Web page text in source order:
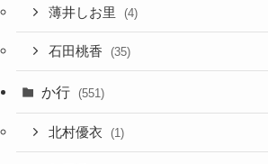
薄井しお里 (4)
石田桃香 (35)
か行 (551)
北村優衣 (1)